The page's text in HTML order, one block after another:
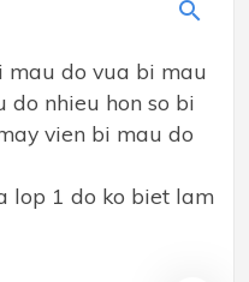
mau do vua bi mau
do nhieu hon so bi
vien bi mau do
lop 1 do ko biet lam